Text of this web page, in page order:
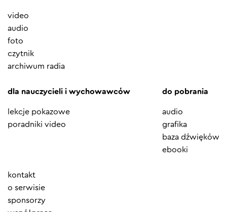
video
audio
foto
czytnik
archiwum radia
dla nauczycieli i wychowawców
lekcje pokazowe
poradniki video
do pobrania
audio
grafika
baza dźwięków
ebooki
Element
menu
kontakt
o serwisie
sponsorzy